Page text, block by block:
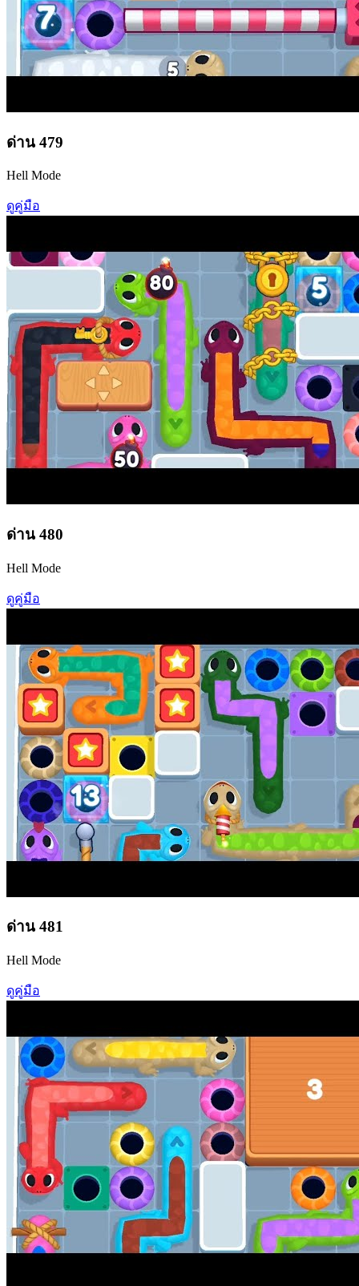
ด่าน 479
Hell Mode
ดูคู่มือ
ด่าน 480
Hell Mode
ดูคู่มือ
ด่าน 481
Hell Mode
ดูคู่มือ